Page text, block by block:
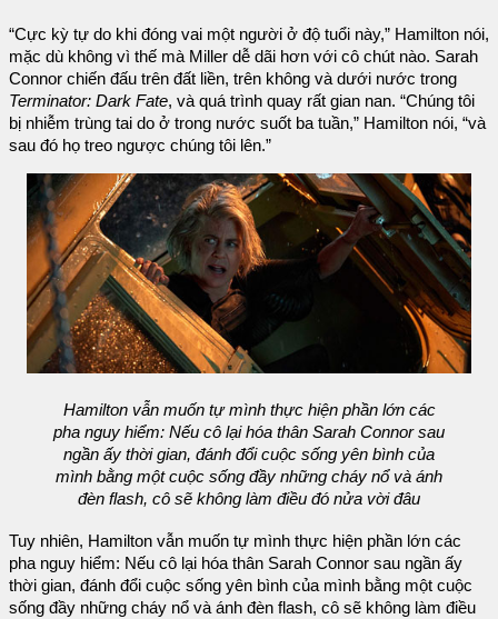
“Cực kỳ tự do khi đóng vai một người ở độ tuổi này,” Hamilton nói,
mặc dù không vì thế mà Miller dễ dãi hơn với cô chút nào. Sarah
Connor chiến đấu trên đất liền, trên không và dưới nước trong
Terminator: Dark Fate, và quá trình quay rất gian nan. “Chúng tôi
bị nhiễm trùng tai do ở trong nước suốt ba tuần,” Hamilton nói, “và
sau đó họ treo ngược chúng tôi lên.”
Hamilton vẫn muốn tự mình thực hiện phần lớn các
pha nguy hiểm: Nếu cô lại hóa thân Sarah Connor sau
ngần ấy thời gian, đánh đổi cuộc sống yên bình của
mình bằng một cuộc sống đầy những cháy nổ và ánh
đèn flash, cô sẽ không làm điều đó nửa vời đâu
Tuy nhiên, Hamilton vẫn muốn tự mình thực hiện phần lớn các
pha nguy hiểm: Nếu cô lại hóa thân Sarah Connor sau ngần ấy
thời gian, đánh đổi cuộc sống yên bình của mình bằng một cuộc
sống đầy những cháy nổ và ánh đèn flash, cô sẽ không làm điều